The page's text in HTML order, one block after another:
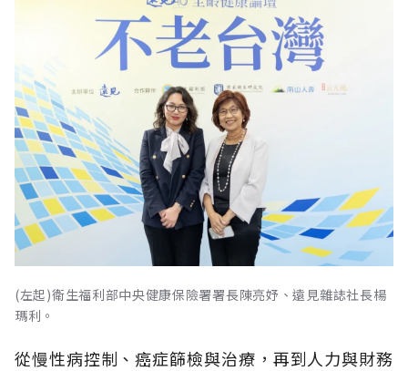
(左起)衛生福利部中央健康保險署署長陳亮妤、遠見雜誌社長楊
瑪利。
從慢性病控制、癌症篩檢與治療，再到人力與財務